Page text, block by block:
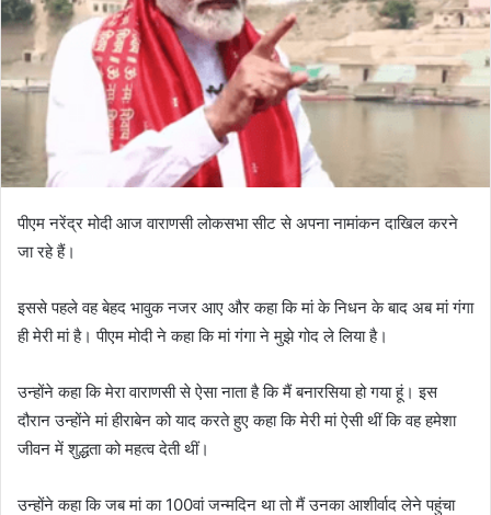
पीएम नरेंद्र मोदी आज वाराणसी लोकसभा सीट से अपना नामांकन दाखिल करने
जा रहे हैं।
इससे पहले वह बेहद भावुक नजर आए और कहा कि मां के निधन के बाद अब मां गंगा
ही मेरी मां है। पीएम मोदी ने कहा कि मां गंगा ने मुझे गोद ले लिया है।
उन्होंने कहा कि मेरा वाराणसी से ऐसा नाता है कि मैं बनारसिया हो गया हूं। इस
दौरान उन्होंने मां हीराबेन को याद करते हुए कहा कि मेरी मां ऐसी थीं कि वह हमेशा
जीवन में शुद्धता को महत्व देती थीं।
उन्होंने कहा कि जब मां का 100वां जन्मदिन था तो मैं उनका आशीर्वाद लेने पहुंचा